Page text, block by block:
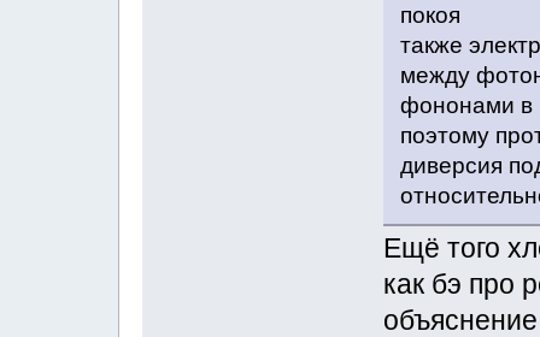
покоя
также
между
фононами в
поэтому
диверсия
Ещё того
как бэ про